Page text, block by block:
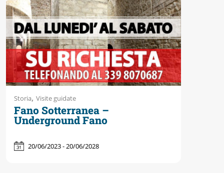
Storia, Visite guidate
Fano Sotterranea –
Underground Fano
20/06/2023 - 20/06/2028